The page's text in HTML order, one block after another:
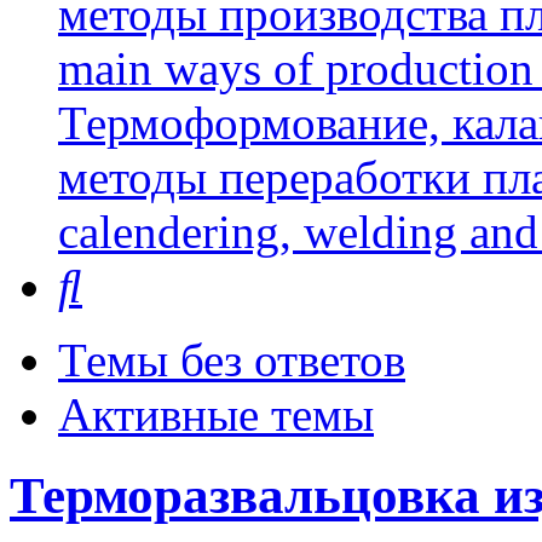
методы производства
main ways of
Термоформование,
методы переработки
calendering, welding
Темы без ответов
Активные темы
Терморазвальцовка